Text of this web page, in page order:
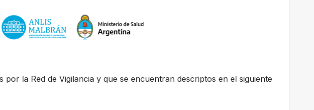
la Red de Vigilancia y que se encuentran descriptos en el siguiente